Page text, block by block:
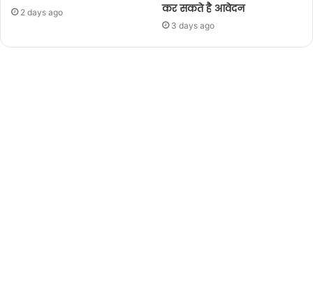
2 days ago
कर सकते है आवेदन
3 days ago